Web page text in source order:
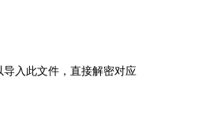
入此文件，直接解密对应